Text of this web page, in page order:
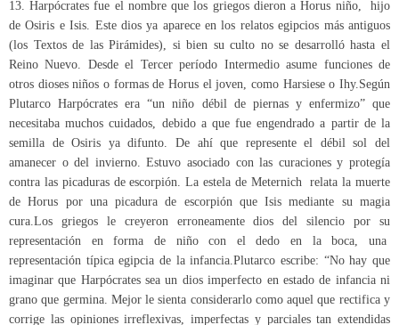
13. Harpócrates fue el nombre que los griegos dieron a Horus niño, hijo
de Osiris e Isis. Este dios ya aparece en los relatos egipcios más antiguos
(los Textos de las Pirámides), si bien su culto no se desarrolló hasta el
Reino Nuevo. Desde el Tercer período Intermedio asume funciones de
otros dioses niños o formas de Horus el joven, como Harsiese o Ihy.Según
Plutarco Harpócrates era “un niño débil de piernas y enfermizo” que
necesitaba muchos cuidados, debido a que fue engendrado a partir de la
semilla de Osiris ya difunto. De ahí que represente el débil sol del
amanecer o del invierno. Estuvo asociado con las curaciones y protegía
contra las picaduras de escorpión. La estela de Meternich relata la muerte
de Horus por una picadura de escorpión que Isis mediante su magia
cura.Los griegos le creyeron erroneamente dios del silencio por su
representación en forma de niño con el dedo en la boca, una
representación típica egipcia de la infancia.Plutarco escribe: “No hay que
imaginar que Harpócrates sea un dios imperfecto en estado de infancia ni
grano que germina. Mejor le sienta considerarlo como aquel que rectifica y
corrige las opiniones irreflexivas, imperfectas y parciales tan extendidas